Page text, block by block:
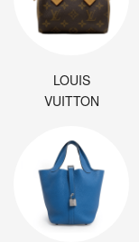
LOUIS
VUITTON